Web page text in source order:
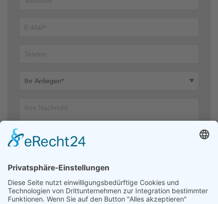
Beantwortung meiner Anfrage erhoben und verarbeitet werden. Die
Daten werden nach abgeschlossener Bearbeitung Ihrer Anfrage
gelöscht. Hinweis: Sie können Ihre Einwilligung jederzeit für die
Zukunft per E-Mail an kontakt@helfendehaendeev.de widerrufen.